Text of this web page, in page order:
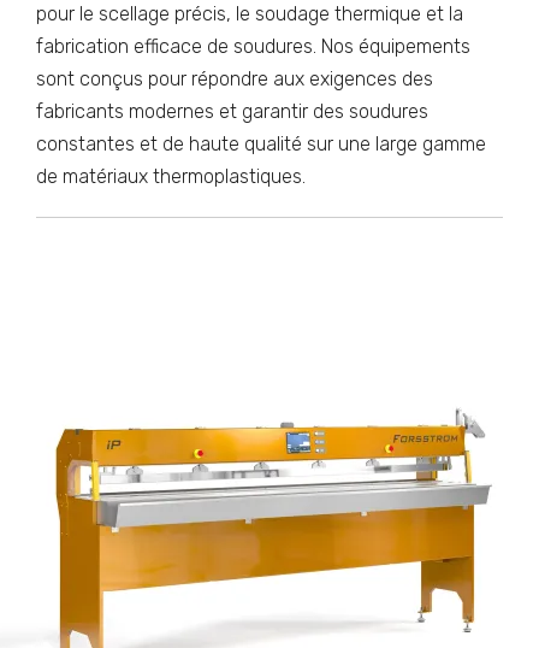
pour le scellage précis, le soudage thermique et la
fabrication efficace de soudures. Nos équipements
sont conçus pour répondre aux exigences des
fabricants modernes et garantir des soudures
constantes et de haute qualité sur une large gamme
de matériaux thermoplastiques.